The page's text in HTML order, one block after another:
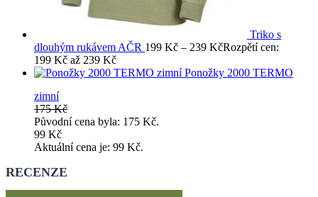
Triko s
dlouhým rukávem AČR 199 Kč – 239 KčRozpětí cen:
199 Kč až 239 Kč
Ponožky 2000 TERMO
zimní
175Kč
Původní cena byla: 175 Kč.
99 Kč
Aktuální cena je: 99 Kč.
RECENZE